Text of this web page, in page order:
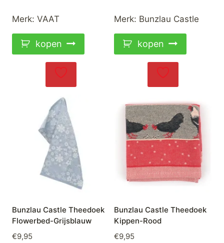
Merk: VAAT
kopen
Merk: Bunzlau Castle
kopen
Bunzlau Castle Theedoek
Flowerbed-Grijsblauw
€9,95
Bunzlau Castle Theedoek
Kippen-Rood
€9,95